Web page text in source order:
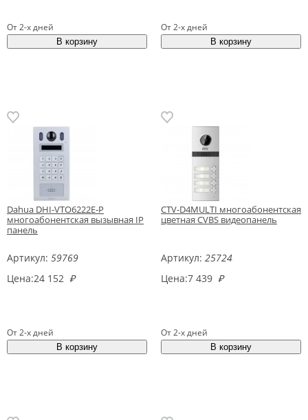
От 2-х дней От 2-х дней
Dahua DHI-VTO6222E-P
многоабонентская вызывная IP
панель
Артикул: 59769
Цена:24 152 ₽
От 2-х дней
CTV-D4MULTI многоабонентская
цветная CVBS видеопанель
Артикул: 25724
Цена:7 439 ₽
От 2-х дней